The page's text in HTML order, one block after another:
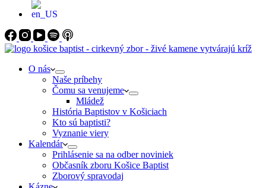
O nás
Naše príbehy
Čomu sa venujeme
Mládež
História Baptistov v Košiciach
Kto sú baptisti?
Vyznanie viery
Kalendár
Prihlásenie sa na odber noviniek
Občasník zboru Košice Baptist
Zborový spravodaj